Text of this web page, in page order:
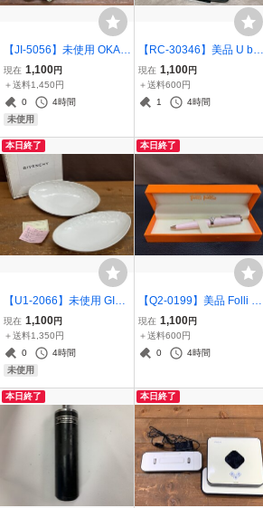
【JI-5056】未使用 OKAJI
MA オカジマ 花柄 ハンド
バッグ かばん 鞄 和装小
物/草履 セット 木箱付 東
京引取可【千円市場】
現在 1,100円
＋送料1,450円
0
4時間
未使用
【RC-30346】美品 U by
ungaro レザーバッグ ユー
バイウンガロ ハンドバッ
グ レディース黒 ブラック
現在 1,100円
＋送料600円
1
4時間
本日終了
【U1-2066】未使用 GIVE
NCHY ジバンシー ペアオ
ーバルセット 2客 セット
白系 シンプル 東京引取可
【千円市場】
現在 1,100円
＋送料1,350円
0
4時間
未使用
本日終了
【Q2-0199】美品 Folli Fo
llie フォリフォリ 花 フラ
ワーストーン付 ボールペ
ン ピンク系 ケース付 約1
現在 1,100円
＋送料600円
0
4時間
本日終了 本日終了